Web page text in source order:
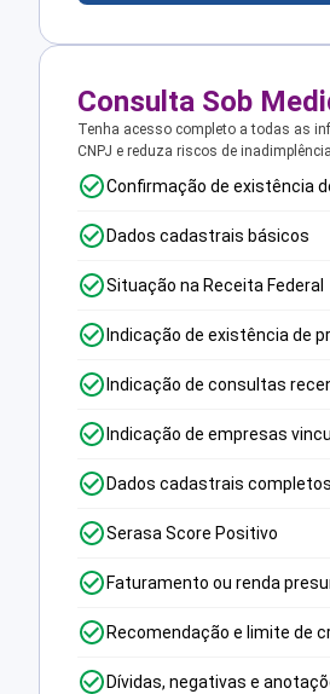
Consulta Sob
Tenha acesso completo a todas as
CNPJ e reduza riscos de
Confirmação de existência
Dados cadastrais básicos
Situação na Receita Federal
Indicação de existência de
Indicação de consultas
Indicação de empresas
Dados cadastrais completos
Serasa Score Positivo
Faturamento ou renda
Recomendação e limite de
Dívidas, negativas e